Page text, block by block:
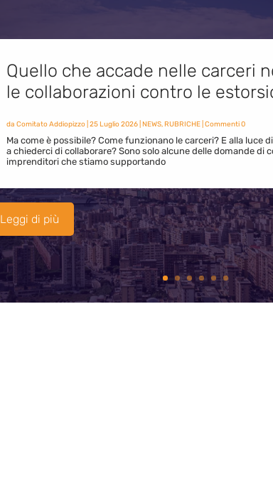
Quello che accade nelle carceri
le collaborazioni contro le
da Comitato Addiopizzo| 25 Luglio 2026| NEWS,RUBRICHE| Commenti 0
Ma come è possibile? Come funzionano le carceri? E alla luce
a chiederci di collaborare? Sono solo alcune delle domande di
imprenditori che stiamo supportando
Leggi di più